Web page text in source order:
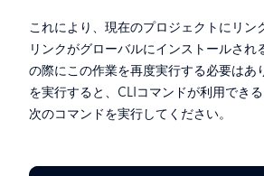
これにより、現在のプロジェクトにリン
リンクがグローバルにインストールされ
の際にこの作業を再度実行する必要は
を実行すると、CLIコマンドが利用できる
次のコマンドを実行してください。